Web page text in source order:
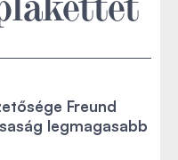
Freund
legmagasabb